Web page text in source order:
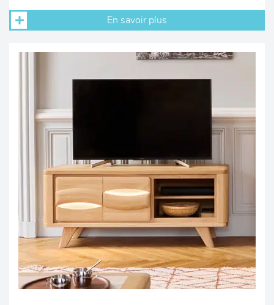
En savoir plus